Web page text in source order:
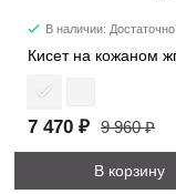
В наличии: Достаточно
7 470 ₽ 9 960 ₽
В корзину